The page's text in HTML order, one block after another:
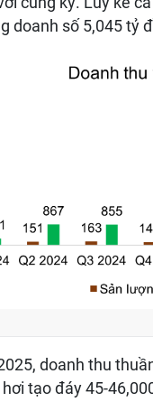
doanh số 5,045 tỷ
doanh thu
hơi tạo đáy 45-